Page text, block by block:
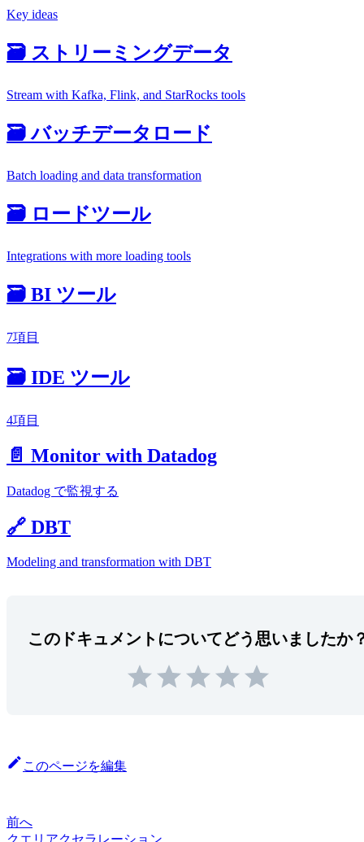
Key ideas
🗃️ ストリーミングデータ
Stream with Kafka, Flink, and StarRocks tools
🗃️ バッチデータロード
Batch loading and data transformation
🗃️ ロードツール
Integrations with more loading tools
🗃️ BI ツール
7項目
🗃️ IDE ツール
4項目
📄️ Monitor with Datadog
Datadog で監視する
🔗 DBT
Modeling and transformation with DBT
このドキュメントについてどう思いましたか
このページを編集
前へ